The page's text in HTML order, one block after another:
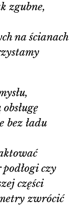
zgubne,
na ścianach
bez ładu
czy
części
zwrócić